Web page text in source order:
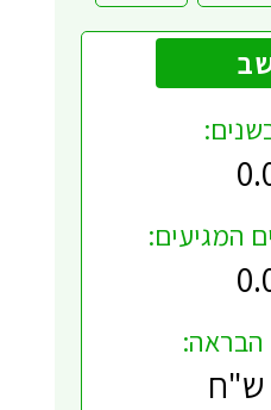
המגיעים:
הבראה: